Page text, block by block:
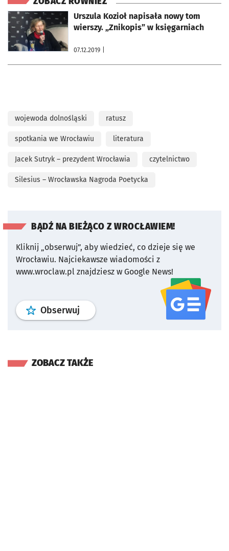
Urszula Kozioł napisała nowy tom
wierszy. „Znikopis” w księgarniach
07.12.2019
otworzy się w nowej karcie
wojewoda dolnośląski ratusz
spotkania we Wrocławiu literatura
Jacek Sutryk – prezydent Wrocławia czytelnictwo
Silesius – Wrocławska Nagroda Poetycka
BĄDŹ NA BIEŻĄCO Z WROCŁAWIEM!
Kliknij „obserwuj”, aby wiedzieć, co dzieje się we
Wrocławiu. Najciekawsze wiadomości z
www.wroclaw.pl znajdziesz w Google News!
Obserwuj profil serwisu
ZOBACZ TAKŻE